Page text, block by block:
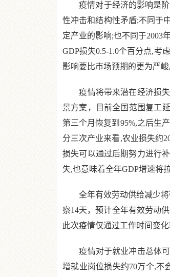
疫情对于经济的影响是阶
性冲击和结构性矛盾;不同于
定产业的影响;也不同于2003
GDP损失0.5-1.0个百分点,考
影响要比市场预期的更为严峻
疫情将带来潜在经济损失
景方案，目前全国范围复工
第三个月恢复到95%,之后生
分三次产业来看,农业损失约
损失可以通过后期努力进行
失,也意味着全年GDP增速将
全年有效劳动供给减少将
察14天，预计全年有效劳动
此次疫情仅通过工作时间变
疫情对于就业冲击总体可
增就业岗位损失约70万个,不